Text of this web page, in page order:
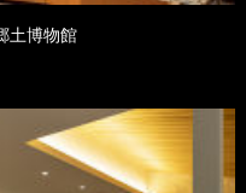
土博物館